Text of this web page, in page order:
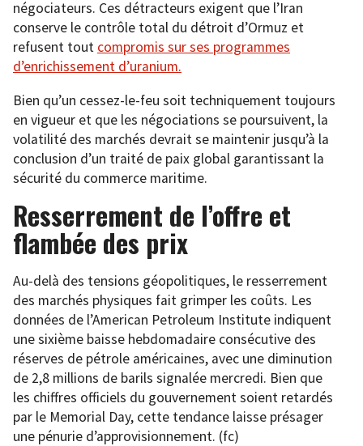
négociateurs. Ces détracteurs exigent que l’Iran
conserve le contrôle total du détroit d’Ormuz et
refusent tout compromis sur ses programmes
d’enrichissement d’uranium.
Bien qu’un cessez-le-feu soit techniquement toujours
en vigueur et que les négociations se poursuivent, la
volatilité des marchés devrait se maintenir jusqu’à la
conclusion d’un traité de paix global garantissant la
sécurité du commerce maritime.
Resserrement de l’offre et
flambée des prix
Au-delà des tensions géopolitiques, le resserrement
des marchés physiques fait grimper les coûts. Les
données de l’American Petroleum Institute indiquent
une sixième baisse hebdomadaire consécutive des
réserves de pétrole américaines, avec une diminution
de 2,8 millions de barils signalée mercredi. Bien que
les chiffres officiels du gouvernement soient retardés
par le Memorial Day, cette tendance laisse présager
une pénurie d’approvisionnement. (fc)